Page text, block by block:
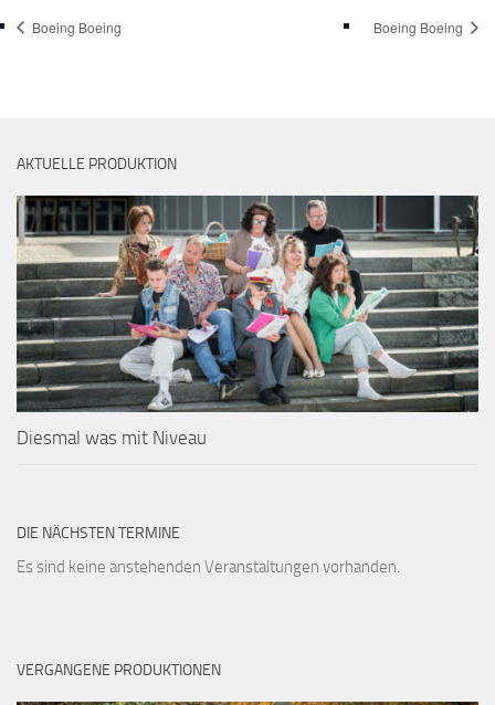
Boeing Boeing Boeing Boeing
AKTUELLE PRODUKTION
Diesmal was mit Niveau
DIE NÄCHSTEN TERMINE
Es sind keine anstehenden Veranstaltungen vorhanden.
VERGANGENE PRODUKTIONEN